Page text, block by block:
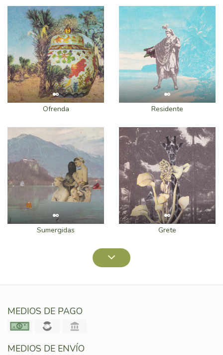
Ofrenda Residente
Sumergidas Grete
MEDIOS DE PAGO
MEDIOS DE ENVÍO